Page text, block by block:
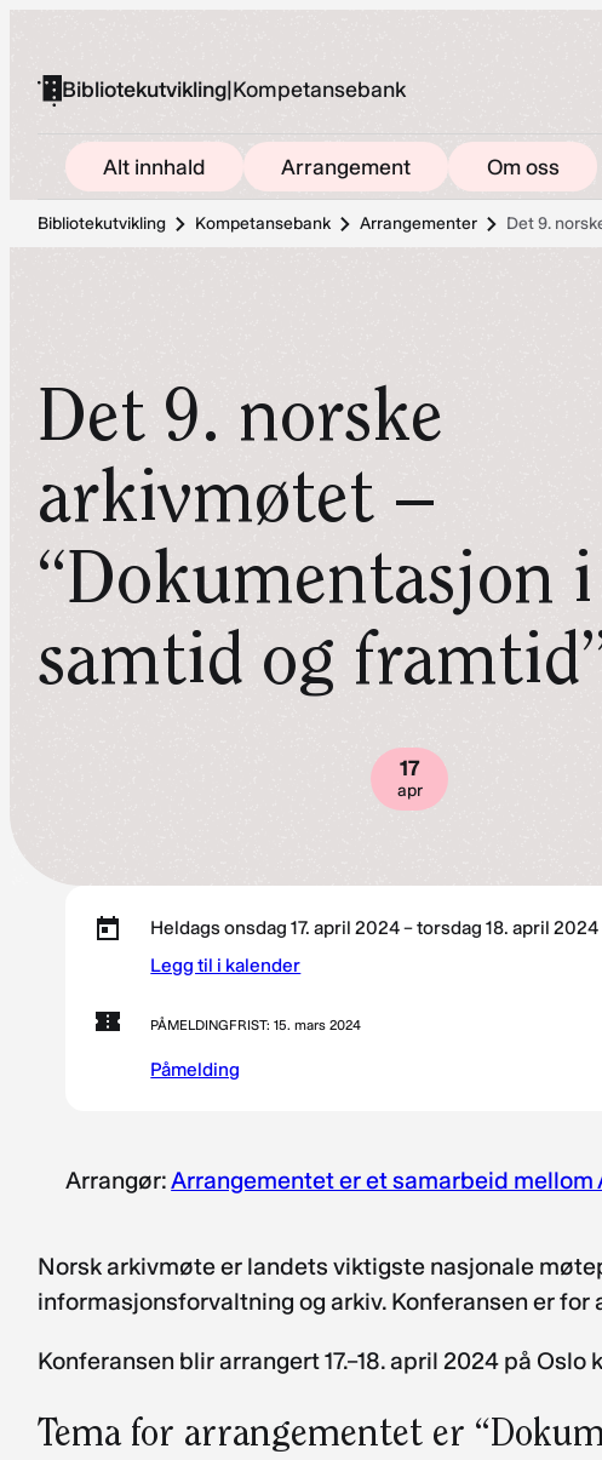
innholdBibliotekutvikling|Kompetansebank
Alt innhald Arrangement Om oss
Bibliotekutvikling Kompetansebank Arrangementer Det 9.
Det 9. norske
arkivmøtet –
“Dokumentasjon i
samtid og
17
apr
Heldags onsdag 17. april 2024 – torsdag 18. april 2024
Legg til i kalender
PÅMELDINGFRIST: 15. mars 2024
Påmelding
Arrangør:Arrangementet er et samarbeid
Norsk arkivmøte er landets viktigste nasjonale
informasjonsforvaltning og arkiv. Konferansen er
Konferansen blir arrangert 17.–18. april 2024 på Oslo
Tema for arrangementet er